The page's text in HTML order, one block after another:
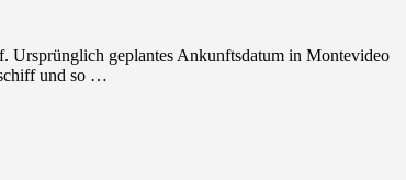
Ursprünglich geplantes Ankunftsdatum in Montevideo
und so …